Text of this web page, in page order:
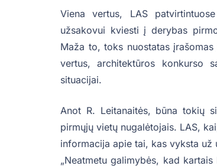
Viena vertus, LAS
užsakovui kviesti į derybas
Maža to, toks nuostatas
vertus, architektūros konkurso
situacijai.
Anot R. Leitanaitės, būna tokių
pirmųjų vietų nugalėtojais. LAS,
informacija apie tai, kas vyksta už
„Neatmetu galimybės, kad